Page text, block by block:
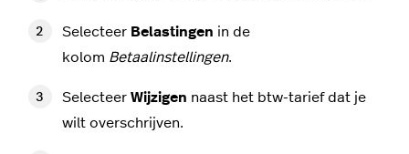
Selecteer Belastingen in de
kolom Betaalinstellingen.
Selecteer Wijzigen naast het btw-tarief dat je
wilt overschrijven.